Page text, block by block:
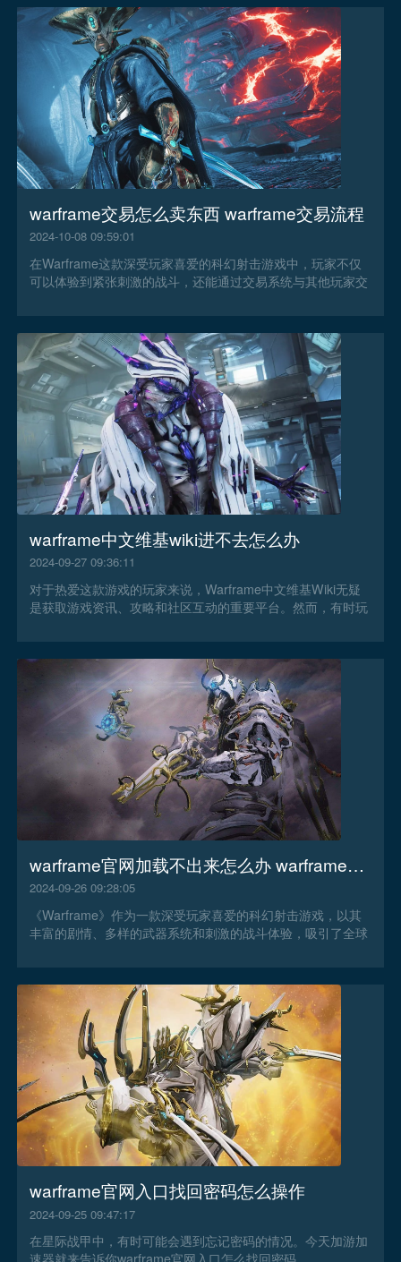
warframe交易怎么卖东西 warframe交易流程
2024-10-08 09:59:01
在Warframe这款深受玩家喜爱的科幻射击游戏中，玩家不仅
可以体验到紧张刺激的战斗，还能通过交易系统与其他玩家交
warframe中文维基wiki进不去怎么办
2024-09-27 09:36:11
对于热爱这款游戏的玩家来说，Warframe中文维基Wiki无疑
是获取游戏资讯、攻略和社区互动的重要平台。然而，有时玩
warframe官网加载不出来怎么办 warframe官网加载不出来解决办法
2024-09-26 09:28:05
《Warframe》作为一款深受玩家喜爱的科幻射击游戏，以其
丰富的剧情、多样的武器系统和刺激的战斗体验，吸引了全球
warframe官网入口找回密码怎么操作
2024-09-25 09:47:17
在星际战甲中，有时可能会遇到忘记密码的情况。今天加游加